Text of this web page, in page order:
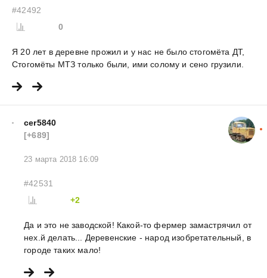
#42492
0
Я 20 лет в деревне прожил и у нас не было стогомёта ДТ,
Стогомёты МТЗ только были, ими солому и сено грузили.
cer5840
[+689]
23 марта 2018 16:09
#42531
+2
Да и это не заводской! Какой-то фермер замастрячил от
нех.й делать... Деревенские - народ изобретательный, в
городе таких мало!